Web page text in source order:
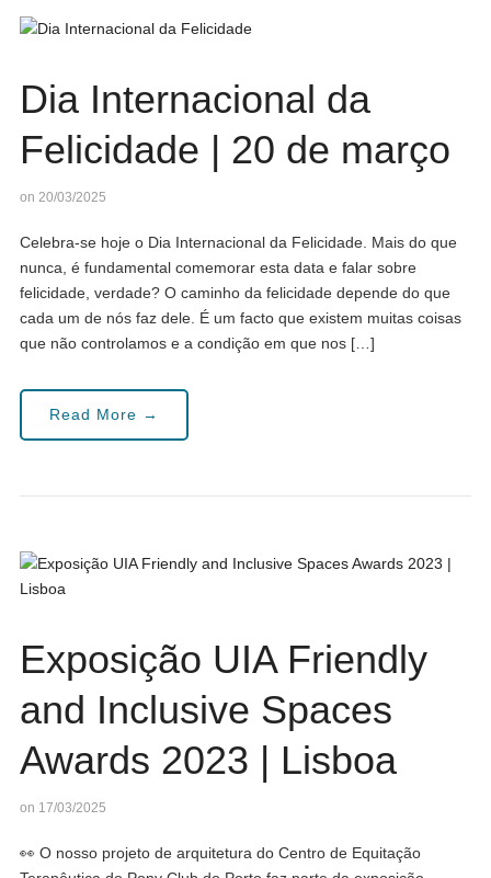
Dia Internacional da
Felicidade | 20 de março
on 20/03/2025
Celebra-se hoje o Dia Internacional da Felicidade. Mais do que
nunca, é fundamental comemorar esta data e falar sobre
felicidade, verdade? O caminho da felicidade depende do que
cada um de nós faz dele. É um facto que existem muitas coisas
que não controlamos e a condição em que nos […]
Read More →
Exposição UIA Friendly
and Inclusive Spaces
Awards 2023 | Lisboa
on 17/03/2025
👀 O nosso projeto de arquitetura do Centro de Equitação